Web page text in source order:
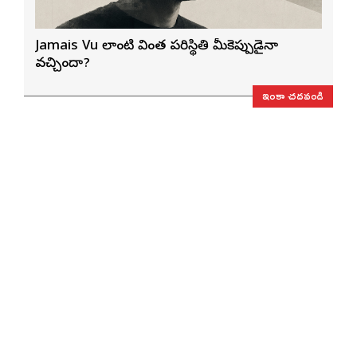
Jamais Vu లాంటి వింత పరిస్థితి మీకెప్పుడైనా
వచ్చిందా?
ఇంకా చదవండి